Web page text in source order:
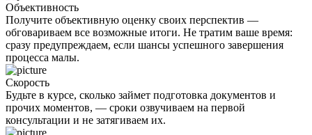
Объективность
Получите объективную оценку своих перспектив —
обговариваем все возможные итоги. Не тратим ваше время:
сразу предупреждаем, если шансы успешного завершения
процесса малы.
Скорость
Будьте в курсе, сколько займет подготовка документов и
прочих моментов, — сроки озвучиваем на первой
консультации и не затягиваем их.